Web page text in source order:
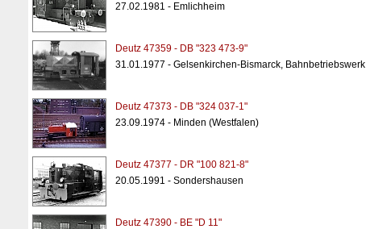
27.02.1981 - Emlichheim
Deutz 47359 - DB "323 473-9"
31.01.1977 - Gelsenkirchen-Bismarck, Bahnbetriebswerk
Deutz 47373 - DB "324 037-1"
23.09.1974 - Minden (Westfalen)
Deutz 47377 - DR "100 821-8"
20.05.1991 - Sondershausen
Deutz 47390 - BE "D 11"